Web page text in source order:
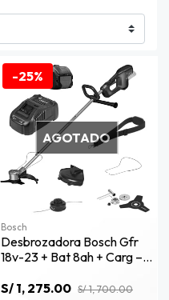
-25%
AGOTADO
Bosch
Desbrozadora Bosch Gfr
18v-23 + Bat 8ah + Carg –
S/ 1, 275.00 S/ 1, 700.00